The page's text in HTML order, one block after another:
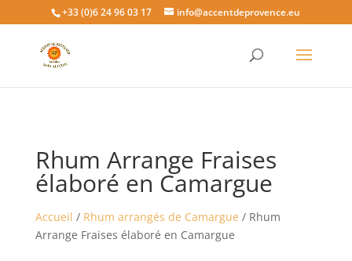
+33 (0)6 24 96 03 17 info@accentdeprovence.eu
Rhum Arrange Fraises
élaboré en Camargue
Accueil / Rhum arrangés de Camargue / Rhum
Arrange Fraises élaboré en Camargue